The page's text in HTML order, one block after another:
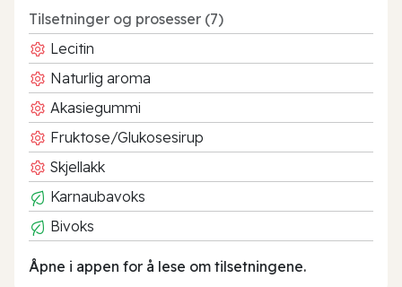
Tilsetninger og prosesser (7)
Lecitin
Naturlig aroma
Akasiegummi
Fruktose/Glukosesirup
Skjellakk
Karnaubavoks
Bivoks
Åpne i appen for å lese om tilsetningene.